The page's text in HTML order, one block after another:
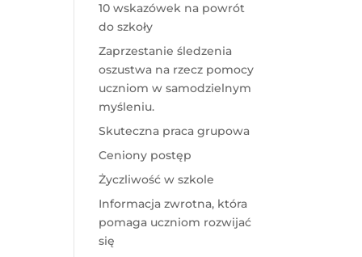
10 wskazówek na powrót
do szkoły
Zaprzestanie śledzenia
oszustwa na rzecz pomocy
uczniom w samodzielnym
myśleniu.
Skuteczna praca grupowa
Ceniony postęp
Życzliwość w szkole
Informacja zwrotna, która
pomaga uczniom rozwijać
się